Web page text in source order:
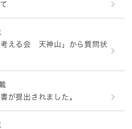
考える会 天神山」から質問状
が提出されました。